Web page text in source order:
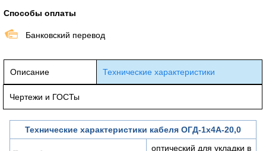
Способы оплаты
Банковский перевод
Описание Технические характеристики
Чертежи и ГОСТы
Технические характеристики кабеля ОГД-1х4А-20,0
оптический для укладки в